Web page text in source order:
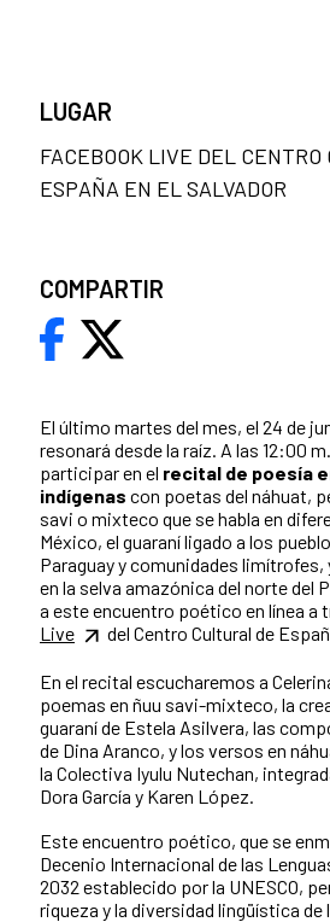
El último martes del mes, el 24 de
resonará desde la raíz. A las 12:00
participar en el recital de poesía
indígenas con poetas del náhuat,
savi o mixteco que se habla en
México, el guaraní ligado a los
Paraguay y comunidades limítrofes,
en la selva amazónica del norte del
a este encuentro poético en línea a
Live
del Centro Cultural de
En el recital escucharemos a
poemas en ñuu savi-mixteco, la
guaraní de Estela Asilvera, las
de Dina Aranco, y los versos en
la Colectiva Iyulu Nutechan,
Dora García y Karen López.
Este encuentro poético, que se
Decenio Internacional de las
2032 establecido por la UNESCO,
riqueza y la diversidad lingüística de
LUGAR
FACEBOOK LIVE DEL
ESPAÑA EN EL SALVADOR
COMPARTIR